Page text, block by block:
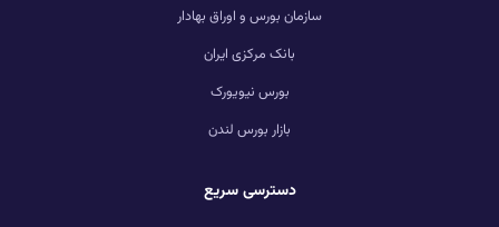
سازمان بورس و اوراق بهادار
بانک مرکزی ایران
بورس نیویورک
بازار بورس لندن
دسترسی سریع